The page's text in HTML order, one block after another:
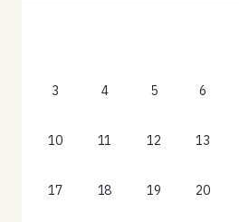
3 4 5 6
10 11 12 13
17 18 19 20